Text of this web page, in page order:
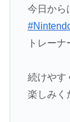
今日から
トレーナ
続けやす
楽しみく